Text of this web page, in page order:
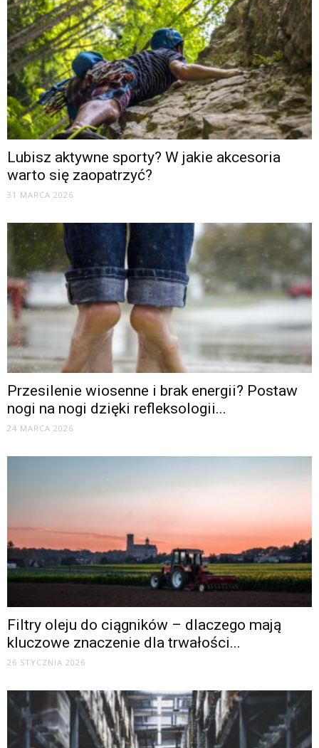
Lubisz aktywne sporty? W jakie akcesoria
warto się zaopatrzyć?
31 MARCA 2026
Przesilenie wiosenne i brak energii? Postaw
nogi na nogi dzięki refleksologii...
24 MARCA 2026
Filtry oleju do ciągników – dlaczego mają
kluczowe znaczenie dla trwałości...
26 STYCZNIA 2026